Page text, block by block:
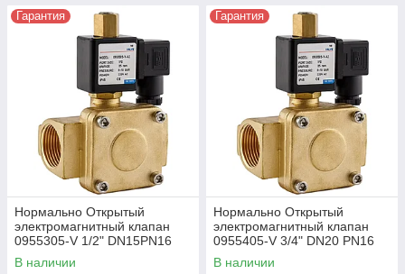
Гарантия
Нормально Открытый
электромагнитный клапан
0955305-V 1/2" DN15PN16
В наличии
Гарантия
Нормально Открытый
электромагнитный клапан
0955405-V 3/4" DN20 PN16
В наличии